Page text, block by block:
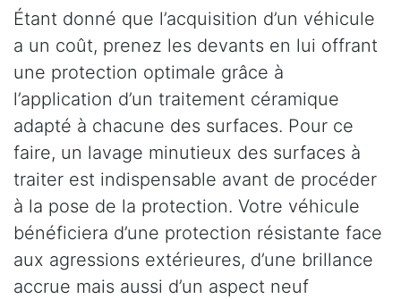
Étant donné que l’acquisition d’un véhicule
a un coût, prenez les devants en lui offrant
une protection optimale grâce à
l’application d’un traitement céramique
adapté à chacune des surfaces. Pour ce
faire, un lavage minutieux des surfaces à
traiter est indispensable avant de procéder
à la pose de la protection. Votre véhicule
bénéficiera d’une protection résistante face
aux agressions extérieures, d’une brillance
accrue mais aussi d’un aspect neuf